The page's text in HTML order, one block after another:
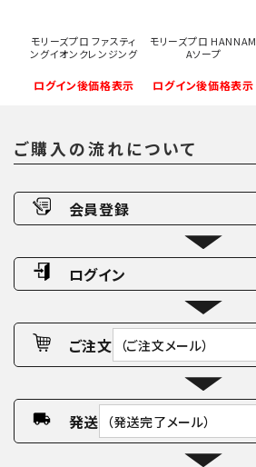
モリーズプロ ファスティ
ングイオンクレンジング
ログイン後価格表示
モリーズプロ HANNAM
Aソープ
ログイン後価格表示
ご購入の流れについて
会員登録
ログイン
ご注文 （ご注文メール）
発送 （発送完了メール）